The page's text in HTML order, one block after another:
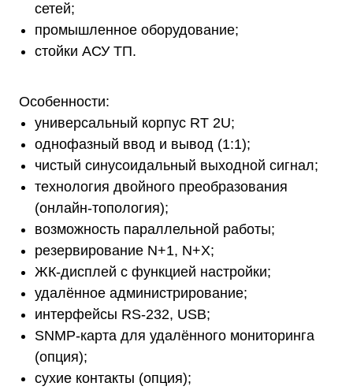
сетей;
промышленное оборудование;
стойки АСУ ТП.
Особенности:
универсальный корпус RT 2U;
однофазный ввод и вывод (1:1);
чистый синусоидальный выходной сигнал;
технология двойного преобразования
(онлайн-топология);
возможность параллельной работы;
резервирование N+1, N+X;
ЖК-дисплей с функцией настройки;
удалённое администрирование;
интерфейсы RS-232, USB;
SNMP-карта для удалённого мониторинга
(опция);
сухие контакты (опция);